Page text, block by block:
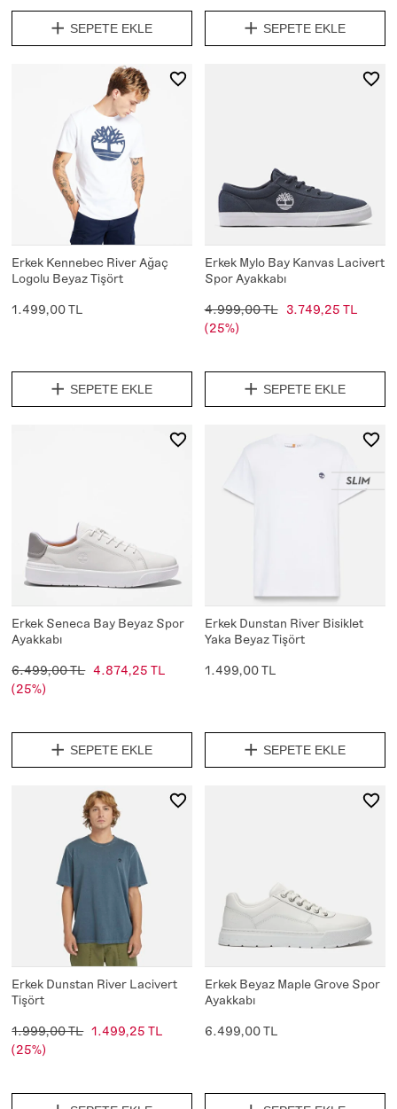
SEPETE EKLE SEPETE EKLE
Erkek Kennebec River Ağaç
Logolu Beyaz Tişört
1.499,00 TL
SEPETE EKLE
Erkek Mylo Bay Kanvas Lacivert
Spor Ayakkabı
4.999,00 TL
3.749,25 TL
(25%)
SEPETE EKLE
Erkek Seneca Bay Beyaz Spor
Ayakkabı
6.499,00 TL 4.874,25 TL
(25%)
SEPETE EKLE
Erkek Dunstan River Bisiklet
Yaka Beyaz Tişört
1.499,00 TL
SEPETE EKLE
Erkek Dunstan River Lacivert
Tişört
1.999,00 TL 1.499,25 TL
(25%)
Erkek Beyaz Maple Grove Spor
Ayakkabı
6.499,00 TL